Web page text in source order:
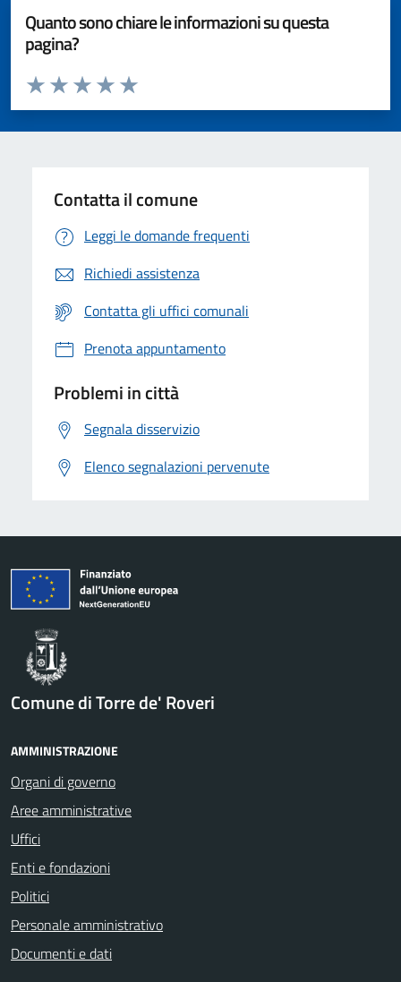
Quanto sono chiare le informazioni su questa
pagina?
Valuta da 1 a 5 stelle la pagina
Valuta 5 stelle su 5
Valuta 4 stelle su 5
Valuta 3 stelle su 5
Valuta 2 stelle su 5
Valuta 1 stelle su 5
Contatta il comune
Leggi le domande frequenti
Richiedi assistenza
Contatta gli uffici comunali
Prenota appuntamento
Problemi in città
Segnala disservizio
Elenco segnalazioni pervenute
Comune di Torre de' Roveri
AMMINISTRAZIONE
Organi di governo
Aree amministrative
Uffici
Enti e fondazioni
Politici
Personale amministrativo
Documenti e dati